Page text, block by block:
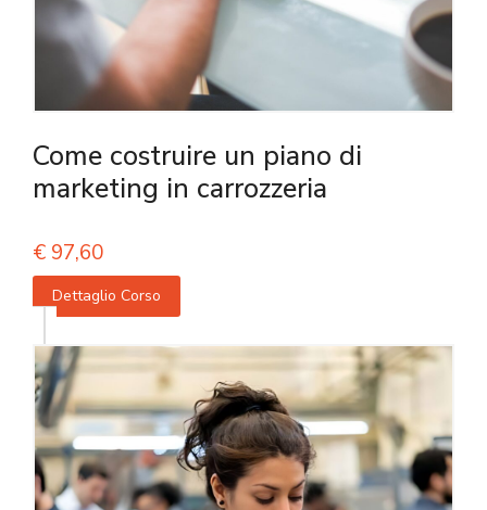
Come costruire un piano di
marketing in carrozzeria
€ 97,60
Dettaglio Corso